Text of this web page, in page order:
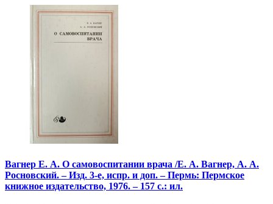
Вагнер Е. А. О самовоспитании врача /Е. А. Вагнер, А. А.
Росновский. – Изд. 3-е, испр. и доп. – Пермь: Пермское
книжное издательство, 1976. – 157 с.: ил.